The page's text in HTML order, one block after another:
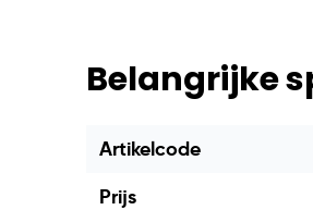
Belangrijke
Artikelcode
Prijs